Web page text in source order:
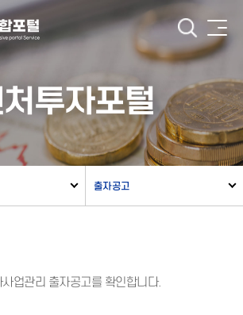
투자포털
출자공고
업관리 출자공고를 확인합니다.